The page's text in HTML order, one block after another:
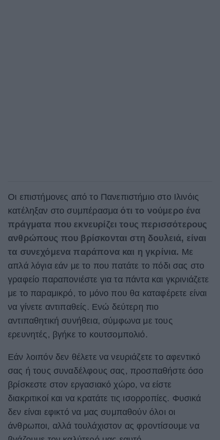
Οι επιστήμονες από το Πανεπιστήμιο στο Ιλινόις
κατέληξαν στο συμπέρασμα ότι το νούμερο ένα
πράγματα που εκνευρίζει τους περισσότερους
ανθρώπους που βρίσκονται στη δουλειά, είναι
τα συνεχόμενα παράπονα και η γκρίνια. Με
απλά λόγια εάν με το που πατάτε το πόδι σας στο
γραφείο παραπονιέστε για τα πάντα και γκρινιάζετε
με το παραμικρό, το μόνο που θα καταφέρετε είναι
να γίνετε αντιπαθείς. Ενώ δεύτερη πιο
αντιπαθητική συνήθεια, σύμφωνα με τους
ερευνητές, βγήκε το κουτσομπολιό.
Εάν λοιπόν δεν θέλετε να νευριάζετε το αφεντικό
σας ή τους συναδέλφους σας, προσπαθήστε όσο
βρίσκεστε στον εργασιακό χώρο, να είστε
διακριτικοί και να κρατάτε τις ισορροπίες. Φυσικά
δεν είναι εφικτό να μας συμπαθούν όλοι οι
άνθρωποι, αλλά τουλάχιστον ας φροντίσουμε να